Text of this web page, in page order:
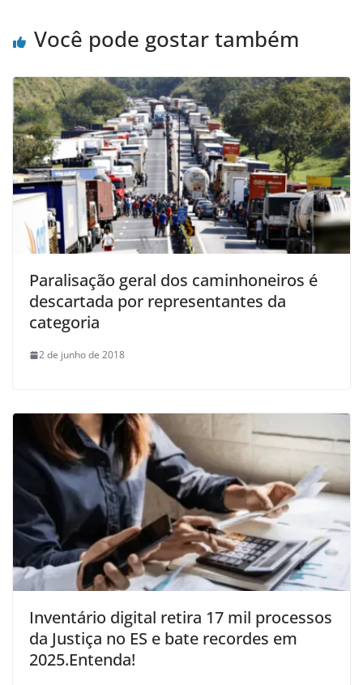
Você pode gostar também
Paralisação geral dos caminhoneiros é
descartada por representantes da
categoria
2 de junho de 2018
Inventário digital retira 17 mil processos
da Justiça no ES e bate recordes em
2025.Entenda!